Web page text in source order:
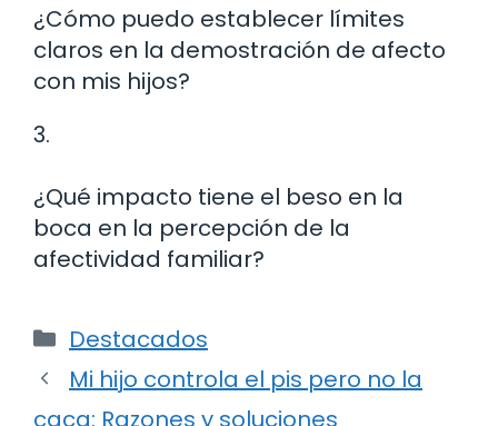
¿Cómo puedo establecer límites
claros en la demostración de afecto
con mis hijos?
3.
¿Qué impacto tiene el beso en la
boca en la percepción de la
afectividad familiar?
Categorías
Destacados
Mi hijo controla el pis pero no la
caca: Razones y soluciones